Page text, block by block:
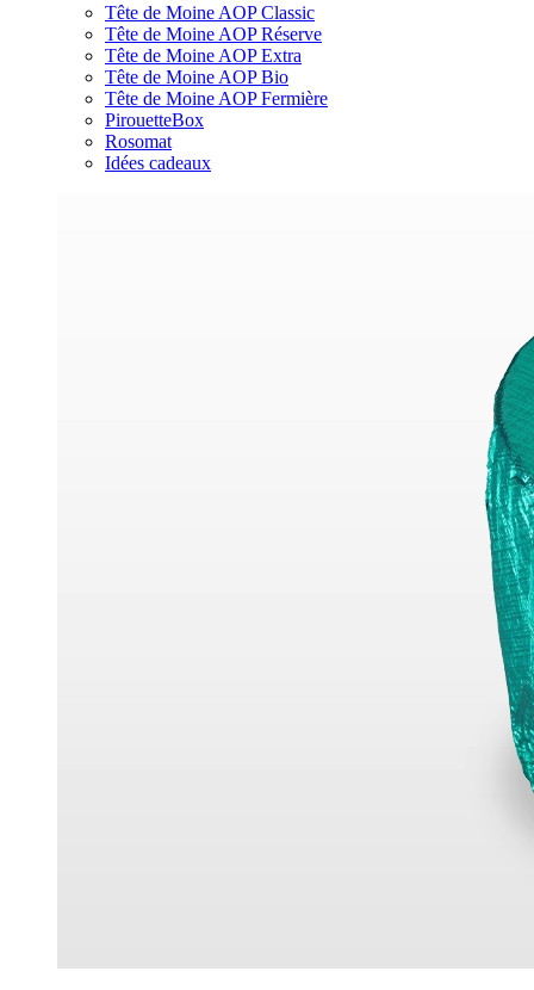
Tête de Moine AOP Classic
Tête de Moine AOP Réserve
Tête de Moine AOP Extra
Tête de Moine AOP Bio
Tête de Moine AOP Fermière
PirouetteBox
Rosomat
Idées cadeaux